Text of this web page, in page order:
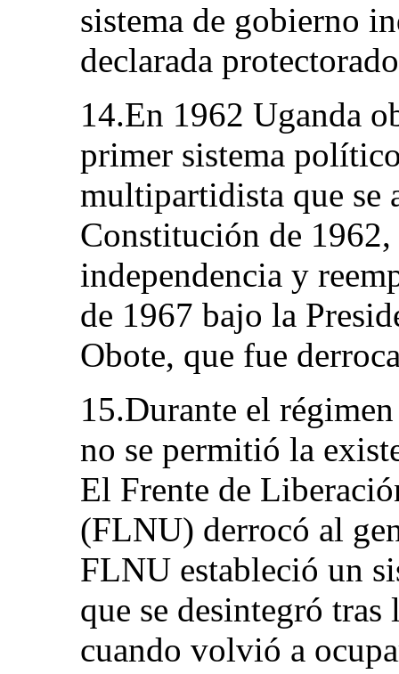
sistema de gobierno
declarada
14.En 1962 Uganda
primer sistema
multipartidista que se
Constitución de 1962,
independencia y
de 1967 bajo la
Obote, que fue
15.Durante el
no se permitió la
El Frente de
(FLNU) derrocó al
FLNU estableció un
que se desintegró tras
cuando volvió a